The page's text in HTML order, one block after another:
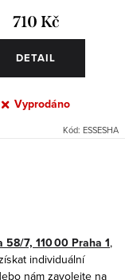
710 Kč
DETAIL
Vyprodáno
Kód: ESSESHA
58/7, 110 00 Praha 1,
individuální
nám zavolejte na